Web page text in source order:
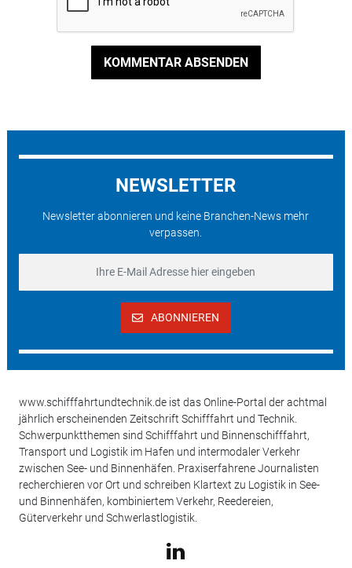
KOMMENTAR ABSENDEN
NEWSLETTER
Newsletter abonnieren und keine Branchen-News mehr
verpassen.
ABONNIEREN
www.schifffahrtundtechnik.de ist das Online-Portal der achtmal
jährlich erscheinenden Zeitschrift Schifffahrt und Technik.
Schwerpunktthemen sind Schifffahrt und Binnenschifffahrt,
Transport und Logistik im Hafen und intermodaler Verkehr
zwischen See- und Binnenhäfen. Praxiserfahrene Journalisten
recherchieren vor Ort und schreiben Klartext zu Logistik in See-
und Binnenhäfen, kombiniertem Verkehr, Reedereien,
Güterverkehr und Schwerlastlogistik.